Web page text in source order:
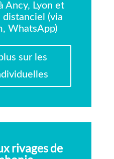
Ancy, Lyon et
(via
WhatsApp)
sur les
rivages de